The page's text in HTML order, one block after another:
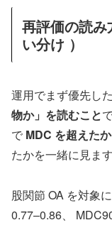
再評価の読
い分け ）
運用でまず優先した
物か」を読むこと
で MDC を超えたか
たかを一緒に見ます
股関節 OA を対象
0.77–0.86、